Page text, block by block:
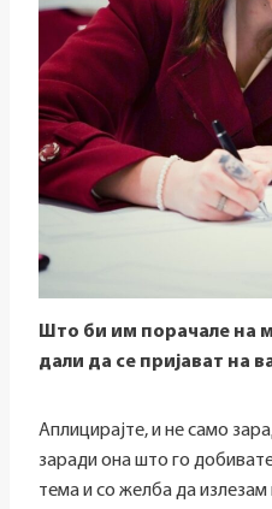
Што би им порачале на
дали да се пријават на
Аплицирајте, и не само
заради она што го добивате
тема и со желба да